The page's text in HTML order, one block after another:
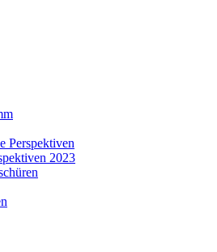
Perspektiven
2023